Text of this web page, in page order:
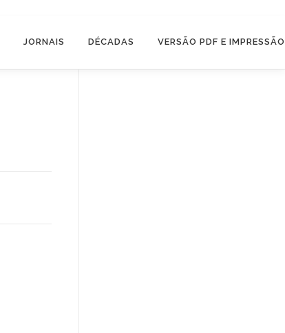
JORNAIS DÉCADAS VERSÃO PDF E IMPRESSÃO